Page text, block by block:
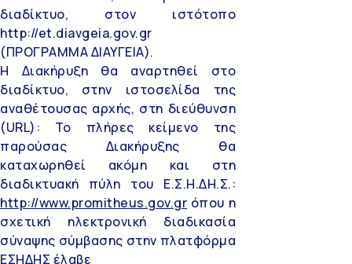
διαδίκτυο, στον ιστότοπο
http://et.diavgeia.gov.gr
(ΠΡΟΓΡΑΜΜΑ ΔΙΑΥΓΕΙΑ).
Η Διακήρυξη θα αναρτηθεί στο
διαδίκτυο, στην ιστοσελίδα της
αναθέτουσας αρχής, στη διεύθυνση
(URL): Το πλήρες κείμενο της
παρούσας Διακήρυξης θα
καταχωρηθεί ακόμη και στη
διαδικτυακή πύλη του Ε.Σ.Η.ΔΗ.Σ.:
http://www.promitheus.gov.gr όπου η
σχετική ηλεκτρονική διαδικασία
σύναψης σύμβασης στην πλατφόρμα
ΕΣΗΔΗΣ έλαβε